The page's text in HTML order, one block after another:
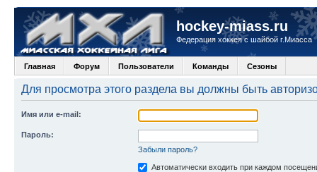
hockey-miass.ru
Федерация хоккея с шайбой г.Миасса
Главная Форум Пользователи Команды Сезоны
Для просмотра этого раздела вы должны быть
Имя или e-mail:
Пароль:
Забыли пароль?
Автоматически входить при каждом